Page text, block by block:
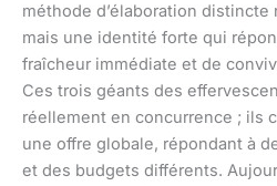
méthode d’élaboration distincte
mais une identité forte qui
fraîcheur immédiate et de
Ces trois géants des
réellement en concurrence ; ils
une offre globale, répondant à
et des budgets différents.